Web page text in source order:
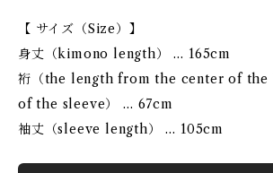
【 サイズ（Size）】
身丈（kimono length） … 165cm
裄（the length from the center of
of the sleeve） … 67cm
袖丈（sleeve length） … 105cm